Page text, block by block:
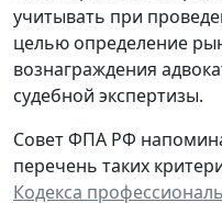
учитывать при
целью определение
вознаграждения
судебной экспертизы.
Совет ФПА РФ
перечень таких
Кодекса